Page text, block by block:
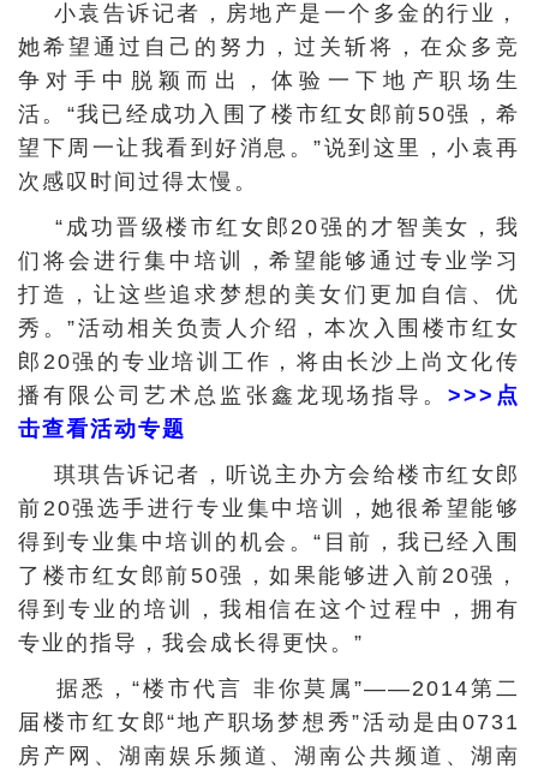
小袁告诉记者，房地产是一个多金的行业，
她希望通过自己的努力，过关斩将，在众多竞
争对手中脱颖而出，体验一下地产职场生
活。“我已经成功入围了楼市红女郎前50强，希
望下周一让我看到好消息。”说到这里，小袁再
次感叹时间过得太慢。
“成功晋级楼市红女郎20强的才智美女，我
们将会进行集中培训，希望能够通过专业学习
打造，让这些追求梦想的美女们更加自信、优
秀。”活动相关负责人介绍，本次入围楼市红女
郎20强的专业培训工作，将由长沙上尚文化传
播有限公司艺术总监张鑫龙现场指导。 >>>点
击查看活动专题
琪琪告诉记者，听说主办方会给楼市红女郎
前20强选手进行专业集中培训，她很希望能够
得到专业集中培训的机会。“目前，我已经入围
了楼市红女郎前50强，如果能够进入前20强，
得到专业的培训，我相信在这个过程中，拥有
专业的指导，我会成长得更快。”
据悉，“楼市代言 非你莫属”——2014第二
届楼市红女郎“地产职场梦想秀”活动是由0731
房产网、湖南娱乐频道、湖南公共频道、湖南